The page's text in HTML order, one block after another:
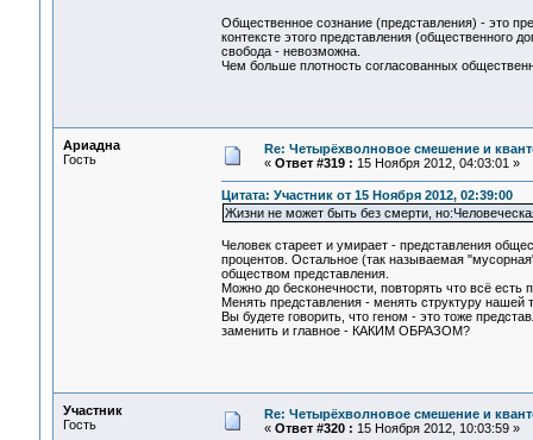
Общественное сознание (представления) - это
контексте этого представления (общественного
свобода - невозможна.
Чем больше плотность согласованных
Ариадна
Гость
Re: Четырёхволновое смешение и
« Ответ #319 : 15 Ноября 2012, 04:03:01 »
Цитата: Участник от 15 Ноября 2012, 02:39:00
Жизни не может быть без смерти,
Человек стареет и умирает - представления
процентов. Остальное (так называемая
обществом представления.
Можно до бесконечности, повторять что всё есть
Менять представления - менять структуру нашей
Вы будете говорить, что геном - это тоже
заменить и главное - КАКИМ ОБРАЗОМ?
Участник
Гость
Re: Четырёхволновое смешение и
« Ответ #320 : 15 Ноября 2012, 10:03:59 »